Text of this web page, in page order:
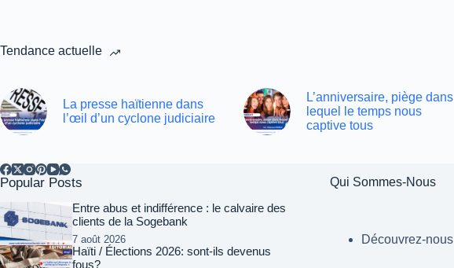
Tendance actuelle
La presse haïtienne dans
l’œil d’un cyclone judiciaire
L’anniversaire, piège dans
lequel le temps nous
captive tous
Popular Posts
Entre abus et indifférence : le calvaire des
clients de la Sogebank
7 août 2026
Haïti / Élections 2026: sont-ils devenus
fous?
Qui Sommes-Nous
Découvrez-nous